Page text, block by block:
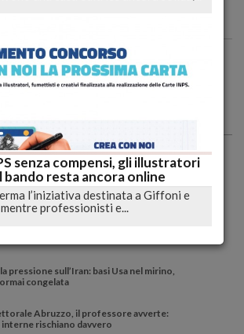
sull'Italia: il peggio deve ancora
una possibile svolta meteo
nel weekend: nubifragi e grandine,
l’Italia domenica
pressione sull’Iran: basi Usa nel mirino,
congelata
Abruzzo, il professore avverte:
interne rischiano davvero
senza compensi, gli illustratori
bando resta ancora online
l’iniziativa destinata a Giffoni e
mentre professionisti e...